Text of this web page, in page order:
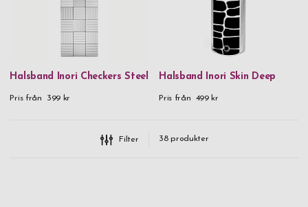
Halsband Inori Checkers Steel
Pris från 399 kr
Halsband Inori Skin Deep
Pris från 499 kr
Filter 38produkter